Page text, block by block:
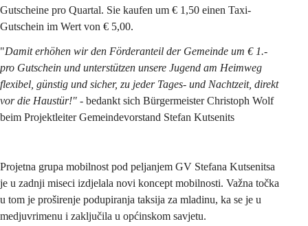
Gutscheine pro Quartal. Sie kaufen um € 1,50 einen Taxi-
Gutschein im Wert von € 5,00.
"Damit erhöhen wir den Förderanteil der Gemeinde um € 1.-
pro Gutschein und unterstützen unsere Jugend am Heimweg
flexibel, günstig und sicher, zu jeder Tages- und Nachtzeit, direkt
vor die Haustür!" - bedankt sich Bürgermeister Christoph Wolf
beim Projektleiter Gemeindevorstand Stefan Kutsenits
Projetna grupa mobilnost pod peljanjem GV Stefana Kutsenitsa
je u zadnji miseci izdjelala novi koncept mobilnosti. Važna točka
u tom je proširenje podupiranja taksija za mladinu, ka se je u
medjuvrimenu i zaključila u općinskom savjetu.